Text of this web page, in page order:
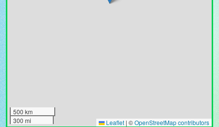
500 km
300 mi
Leaflet | ©OpenStreetMap contributors